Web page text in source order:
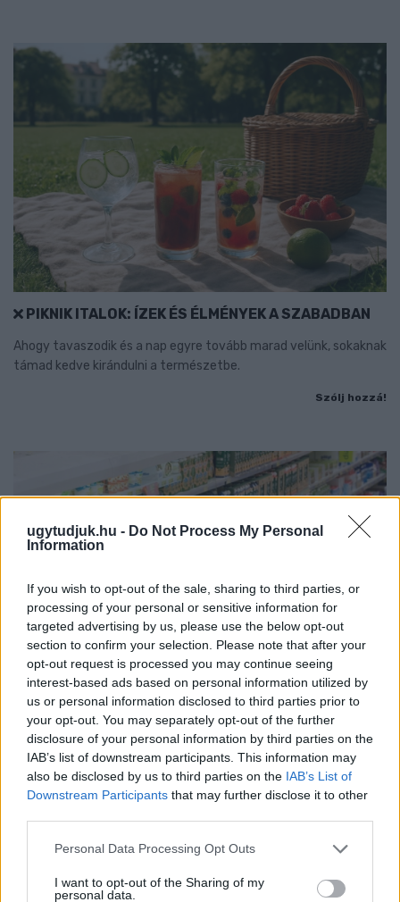
ugytudjuk.hu - Do Not Process My Personal
Information
If you wish to opt-out of the sale, sharing to third parties, or
processing of your personal or sensitive information for
targeted advertising by us, please use the below opt-out
section to confirm your selection. Please note that after your
opt-out request is processed you may continue seeing
interest-based ads based on personal information utilized by
us or personal information disclosed to third parties prior to
your opt-out. You may separately opt-out of the further
disclosure of your personal information by third parties on the
IAB’s list of downstream participants. This information may
also be disclosed by us to third parties on the IAB’s List of
Downstream Participants that may further disclose it to other
Please note that this website/app uses one or more Google
not limited to your visit or usage behaviour. You may click to
Personal Data Processing Opt Outs
I want to opt-out of the Sharing of my
personal data.
PIKNIK ITALOK: ÍZEK ÉS ÉLMÉNYEK A SZABADBAN
Ahogy tavaszodik és a nap egyre tovább marad velünk, sokaknak
támad kedve kirándulni a természetbe.
Szólj hozzá!
ÖRÖMHÍR: TÍZ ÉVE NEM VOLT ILYEN ALACSONY AZ
INFLÁCIÓ MAGYARORSZÁGON
Júliusban mindössze 1,2 százalékkal emelkedtek éves
összevetésben a fogyasztói árak, miközben az élelmiszerek ára
már csökkent.